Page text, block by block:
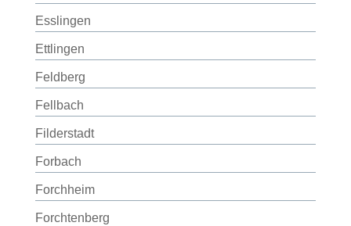
Esslingen
Ettlingen
Feldberg
Fellbach
Filderstadt
Forbach
Forchheim
Forchtenberg